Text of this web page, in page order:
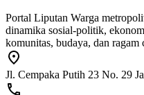
Portal Liputan Warga
dinamika sosial-politik,
komunitas, budaya, dan
Jl. Cempaka Putih 23 No. 29